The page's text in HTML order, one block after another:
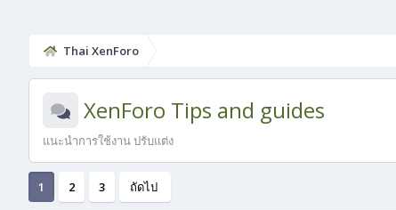
Thai XenForo
XenForo Tips and guides
แนะนำการใช้งาน ปรับแต่ง
1 2 3 ถัดไป